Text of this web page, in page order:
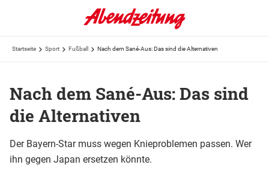
Startseite Sport Fußball Nach dem Sané-Aus: Das sind die Alternativen
Nach dem Sané-Aus: Das sind
die Alternativen
Der Bayern-Star muss wegen Knieproblemen passen. Wer
ihn gegen Japan ersetzen könnte.